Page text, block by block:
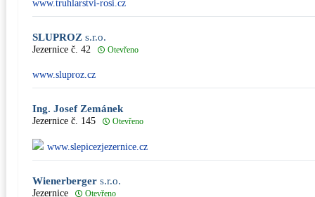
www.truhlarstvi-rosi.cz
SLUPROZ s.r.o.
Jezernice č. 42 Otevřeno
www.sluproz.cz
Ing. Josef Zemánek
Jezernice č. 145 Otevřeno
www.slepicezjezernice.cz
Wienerberger s.r.o.
Jezernice Otevřeno